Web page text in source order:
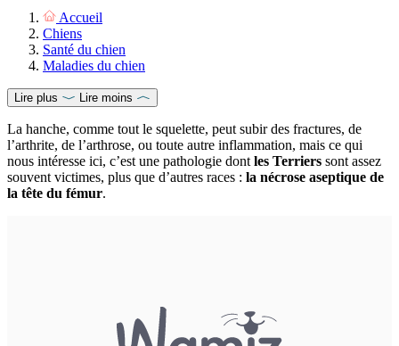
Accueil
Chiens
Santé du chien
Maladies du chien
Lire plus Lire moins
La hanche, comme tout le squelette, peut subir des fractures, de
l’arthrite, de l’arthrose, ou toute autre inflammation, mais ce qui
nous intéresse ici, c’est une pathologie dont les Terriers sont assez
souvent victimes, plus que d’autres races : la nécrose aseptique de
la tête du fémur.